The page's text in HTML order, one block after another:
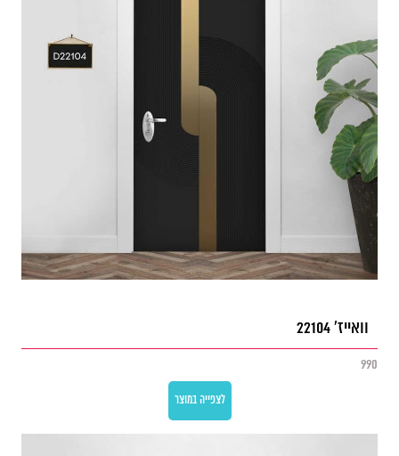
וואייז' 22104
990
לצפייה במוצר